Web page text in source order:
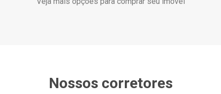
Nossos corretores